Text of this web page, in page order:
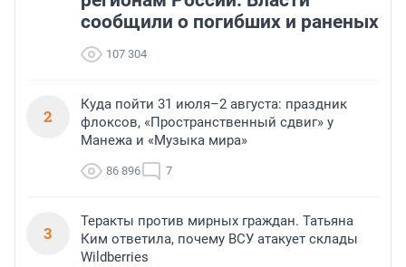
сообщили о погибших и раненых
107 304
2
Куда пойти 31 июля–2 августа: праздник
флоксов, «Пространственный сдвиг» у
Манежа и «Музыка мира»
86 896 7
3
Теракты против мирных граждан. Татьяна
Ким ответила, почему ВСУ атакует склады
Wildberries